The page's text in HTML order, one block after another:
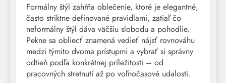
Formálny štýl zahŕňa oblečenie, ktoré je elegantné,
často striktne definované pravidlami, zatiaľ čo
neformálny štýl dáva väčšiu slobodu a pohodlie.
Pekne sa obliecť znamená vedieť nájsť rovnováhu
medzi týmito dvoma prístupmi a vybrať si správny
odtieň podľa konkrétnej príležitosti – od
pracovných stretnutí až po voľnočasové udalosti.